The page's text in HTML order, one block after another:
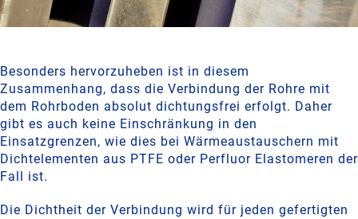
Besonders hervorzuheben ist in diesem
Zusammenhang, dass die Verbindung der Rohre mit
dem Rohrboden absolut dichtungsfrei erfolgt. Daher
gibt es auch keine Einschränkung in den
Einsatzgrenzen, wie dies bei Wärmeaustauschern mit
Dichtelementen aus PTFE oder Perfluor Elastomeren der
Fall ist.
Die Dichtheit der Verbindung wird für jeden gefertigten